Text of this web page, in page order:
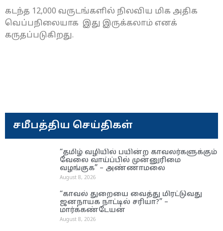
கடந்த 12,000 வருடங்களில் நிலவிய மிக அதிக
வெப்பநிலையாக இது இருக்கலாம் எனக்
கருதப்படுகிறது.
சமீபத்திய செய்திகள்
“தமிழ் வழியில் பயின்ற காவலர்களுக்கும்
வேலை வாய்ப்பில் முன்னுரிமை
வழங்குக” – அண்ணாமலை
August 8, 2026
“காவல் துறையை வைத்து மிரட்டுவது
ஜனநாயக நாட்டில் சரியா?” –
மார்க்கண்டேயன்
August 8, 2026